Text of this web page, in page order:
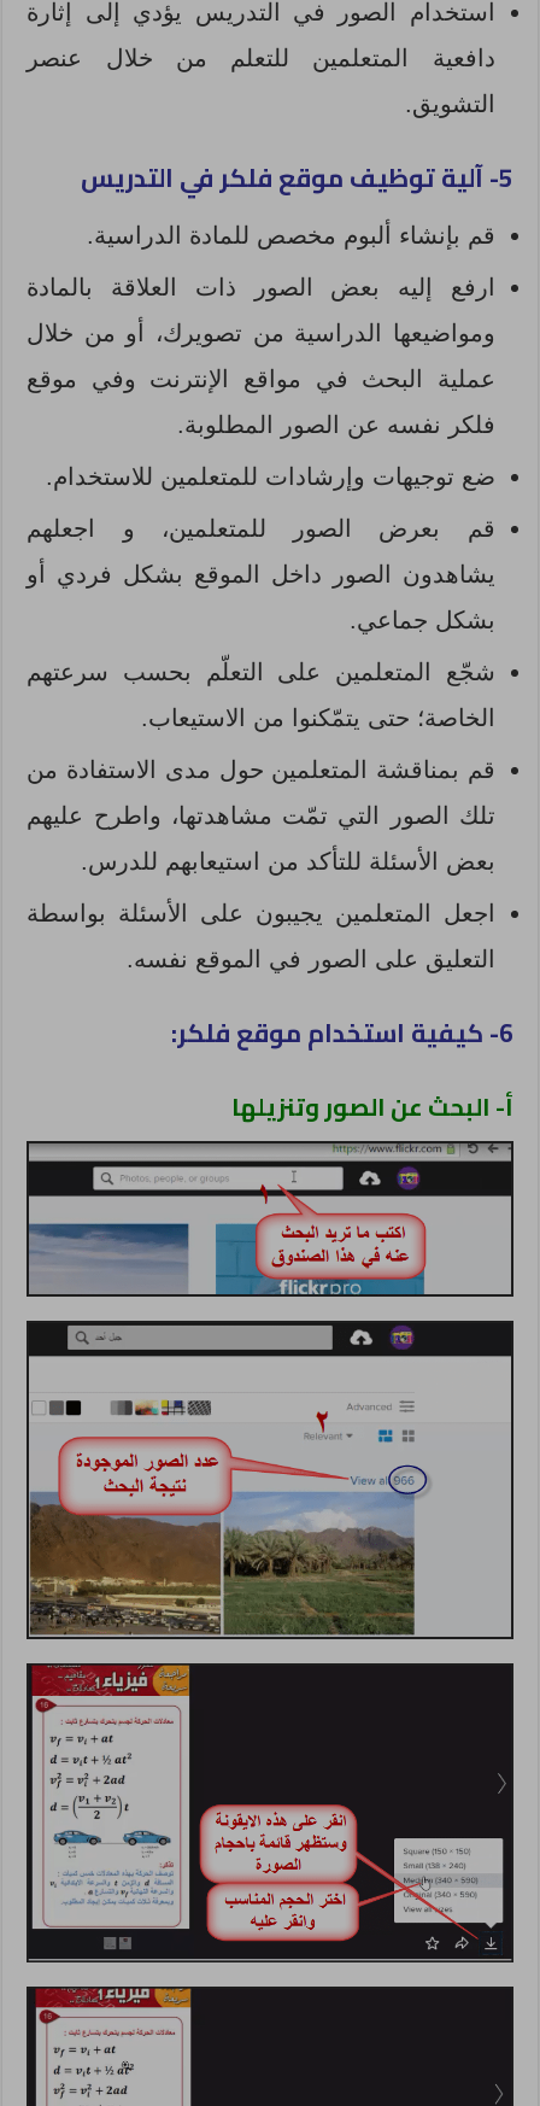
استخدام الصور في التدريس يؤدي إلى إثارة
دافعية المتعلمين للتعلم من خلال عنصر
التشويق.
5- آلية توظيف موقع فلكر في التدريس
قم بإنشاء ألبوم مخصص للمادة الدراسية.
ارفع إليه بعض الصور ذات العلاقة بالمادة
ومواضيعها الدراسية من تصويرك، أو من خلال
عملية البحث في مواقع الإنترنت وفي موقع
فلكر نفسه عن الصور المطلوبة.
ضع توجيهات وإرشادات للمتعلمين للاستخدام.
قم بعرض الصور للمتعلمين، و اجعلهم
يشاهدون الصور داخل الموقع بشكل فردي أو
بشكل جماعي.
شجّع المتعلمين على التعلّم بحسب سرعتهم
الخاصة؛ حتى يتمّكنوا من الاستيعاب.
قم بمناقشة المتعلمين حول مدى الاستفادة من
تلك الصور التي تمّت مشاهدتها، واطرح عليهم
بعض الأسئلة للتأكد من استيعابهم للدرس.
اجعل المتعلمين يجيبون على الأسئلة بواسطة
التعليق على الصور في الموقع نفسه.
6- كيفية استخدام موقع فلكر:
أ- البحث عن الصور وتنزيلها